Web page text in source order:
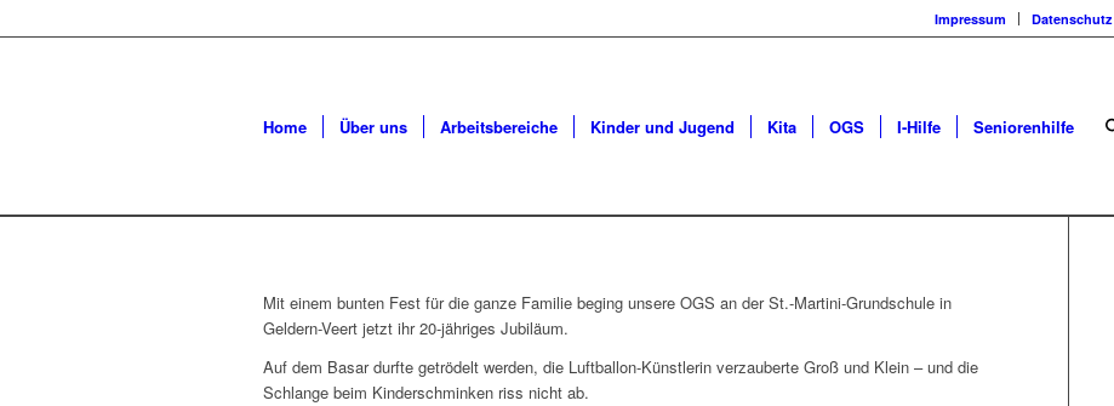
Impressum Datenschutz
Home Über uns Arbeitsbereiche Kinder und Jugend Kita OGS I-Hilfe Seniorenhilfe
Mit einem bunten Fest für die ganze Familie beging unsere OGS an der St.-Martini-Grundschule in
Geldern-Veert jetzt ihr 20-jähriges Jubiläum.
Auf dem Basar durfte getrödelt werden, die Luftballon-Künstlerin verzauberte Groß und Klein – und die
Schlange beim Kinderschminken riss nicht ab.